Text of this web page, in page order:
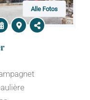
Alle Fotos